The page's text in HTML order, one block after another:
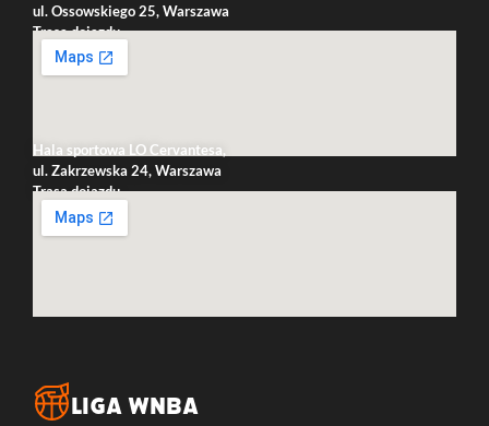
ul. Ossowskiego 25, Warszawa
Trasa dojazdu
Hala sportowa LO Cervantesa,
ul. Zakrzewska 24, Warszawa
Trasa dojazdu
LIGA WNBA